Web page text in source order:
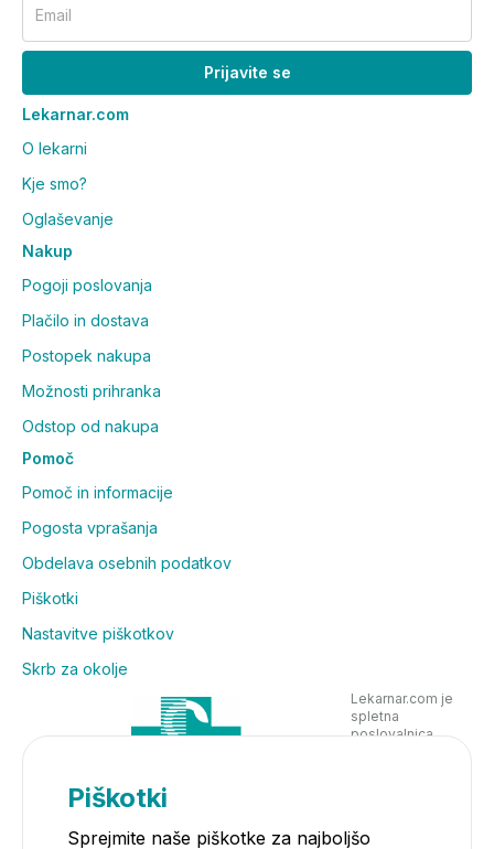
Email
Prijavite se
Lekarnar.com
O lekarni
Kje smo?
Oglaševanje
Nakup
Pogoji poslovanja
Plačilo in dostava
Postopek nakupa
Možnosti prihranka
Odstop od nakupa
Pomoč
Pomoč in informacije
Pogosta vprašanja
Obdelava osebnih podatkov
Piškotki
Nastavitve piškotkov
Skrb za okolje
Lekarnar.com je
spletna
poslovalnica
Piškotki
Sprejmite naše piškotke za najboljšo